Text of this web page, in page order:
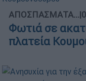
ΑΠΟΣΠΑΣΜΑΤΑ...|
Φωτιά σε
πλατεία